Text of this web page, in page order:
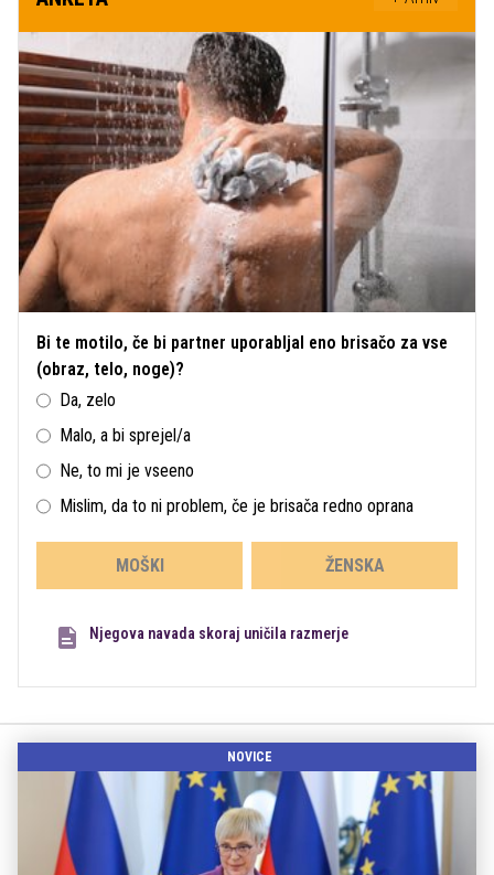
Bi te motilo, če bi partner uporabljal eno brisačo za vse
(obraz, telo, noge)?
Da, zelo
Malo, a bi sprejel/a
Ne, to mi je vseeno
Mislim, da to ni problem, če je brisača redno oprana
MOŠKI ŽENSKA
Njegova navada skoraj uničila razmerje
NOVICE